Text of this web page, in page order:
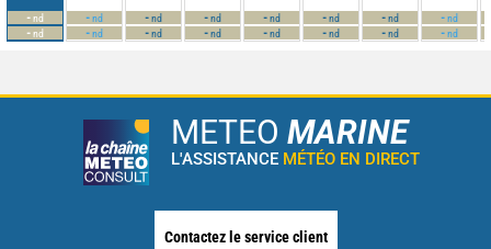
-nd
-nd
-nd
-nd
-nd
-nd
-nd
-nd
-nd
-nd
-nd
-nd
-nd
-nd
-nd
-nd
METEO MARINE
L'ASSISTANCE MÉTÉO EN DIRECT
Contactez le service client